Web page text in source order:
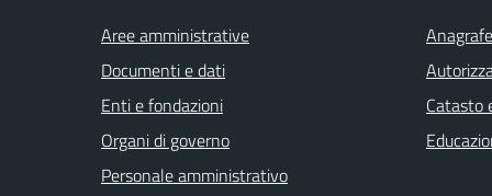
Aree amministrative
Documenti e dati
Enti e fondazioni
Organi di governo
Personale amministrativo
Catasto